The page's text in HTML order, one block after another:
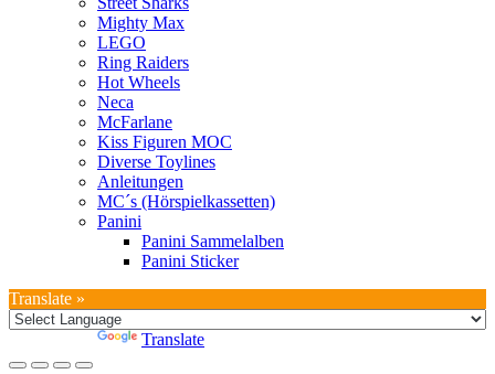
Mighty Max
LEGO
Ring Raiders
Hot Wheels
Neca
McFarlane
Kiss Figuren MOC
Diverse Toylines
Anleitungen
MC´s (Hörspielkassetten)
Panini
Panini Sammelalben
Panini Sticker
Translate »
Translate